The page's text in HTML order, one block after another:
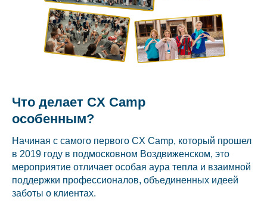
Что делает CX Camp
особенным?
Начиная с самого первого CX Camp, который прошел
в 2019 году в подмосковном Воздвиженском, это
мероприятие отличает особая аура тепла и взаимной
поддержки профессионалов, объединенных идеей
заботы о клиентах.